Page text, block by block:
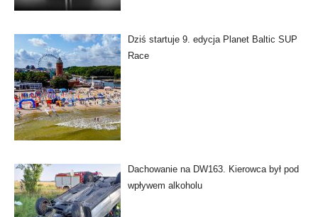
Dziś startuje 9. edycja Planet Baltic SUP
Race
Dachowanie na DW163. Kierowca był pod
wpływem alkoholu